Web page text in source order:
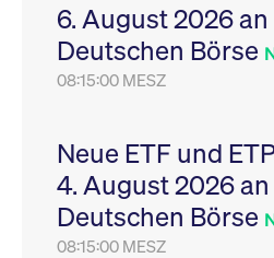
6. August 2026
Deutschen Börse
08:15:00 MESZ
Neue ETF und
4. August 2026
Deutschen Börse
08:15:00 MESZ